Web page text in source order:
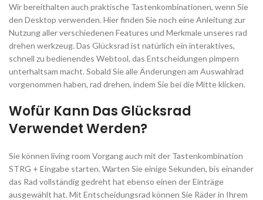
Wir bereithalten auch praktische Tastenkombinationen, wenn Sie
den Desktop verwenden. Hier finden Sie noch eine Anleitung zur
Nutzung aller verschiedenen Features und Merkmale unseres rad
drehen werkzeug. Das Glücksrad ist natürlich ein interaktives,
schnell zu bedienendes Webtool, das Entscheidungen pimpern
unterhaltsam macht. Sobald Sie alle Änderungen am Auswahlrad
vorgenommen haben, rad drehen, indem Sie bei die Mitte klicken.
Wofür Kann Das Glücksrad
Verwendet Werden?
Sie können living room Vorgang auch mit der Tastenkombination
STRG + Eingabe starten. Warten Sie einige Sekunden, bis einander
das Rad vollständig gedreht hat ebenso einen der Einträge
ausgewählt hat. Mit Entscheidungsrad können Sie Räder in Ihrem